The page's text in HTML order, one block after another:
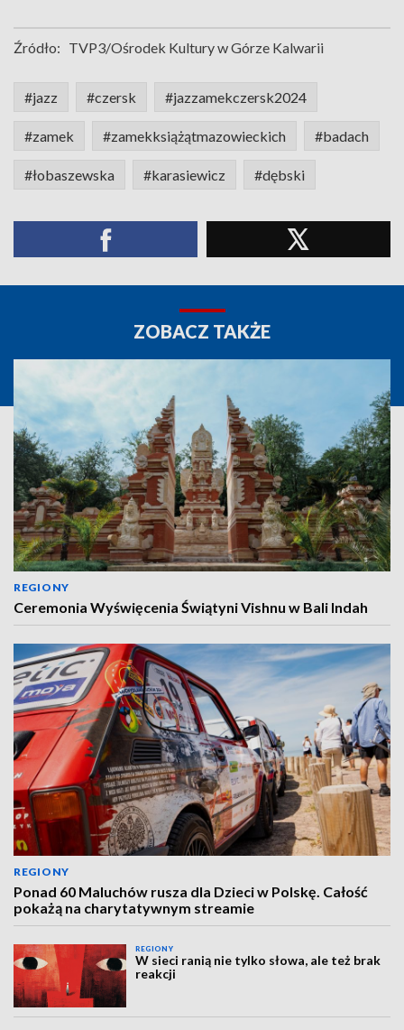
Źródło: TVP3/Ośrodek Kultury w Górze Kalwarii
#jazz #czersk #jazzamekczersk2024
#zamek #zamekksiążątmazowieckich #badach
#łobaszewska #karasiewicz #dębski
ZOBACZ TAKŻE
REGIONY
Ceremonia Wyświęcenia Świątyni Vishnu w Bali Indah
REGIONY
Ponad 60 Maluchów rusza dla Dzieci w Polskę. Całość
pokażą na charytatywnym streamie
REGIONY
W sieci ranią nie tylko słowa, ale też brak
reakcji